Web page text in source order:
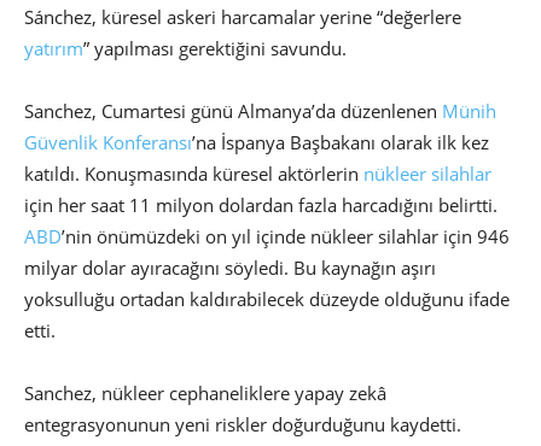
Sánchez, küresel askeri harcamalar yerine “değerlere
yatırım” yapılması gerektiğini savundu.
Sanchez, Cumartesi günü Almanya’da düzenlenen Münih
Güvenlik Konferansı’na İspanya Başbakanı olarak ilk kez
katıldı. Konuşmasında küresel aktörlerin nükleer silahlar
için her saat 11 milyon dolardan fazla harcadığını belirtti.
ABD’nin önümüzdeki on yıl içinde nükleer silahlar için 946
milyar dolar ayıracağını söyledi. Bu kaynağın aşırı
yoksulluğu ortadan kaldırabilecek düzeyde olduğunu ifade
etti.
Sanchez, nükleer cephaneliklere yapay zekâ
entegrasyonunun yeni riskler doğurduğunu kaydetti.